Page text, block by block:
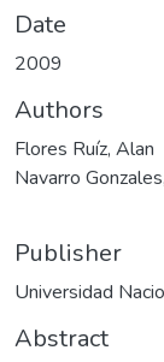
Date
2009
Authors
Flores Ruíz, Alan
Navarro
Publisher
Universidad
Abstract